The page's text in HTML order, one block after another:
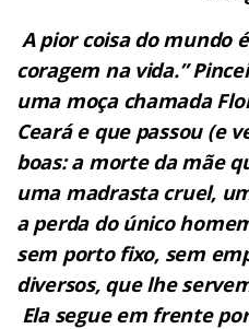
A pior coisa do mundo
coragem na vida.”
uma moça chamada
Ceará e que passou (e
boas: a morte da mãe
uma madrasta cruel,
a perda do único
sem porto fixo, sem
diversos, que lhe
Ela segue em frente